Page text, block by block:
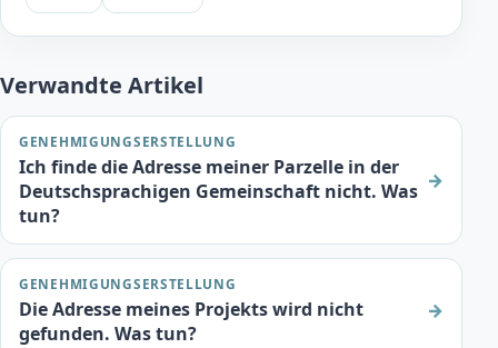
Verwandte Artikel
GENEHMIGUNGSERSTELLUNG
Ich finde die Adresse meiner Parzelle in der
Deutschsprachigen Gemeinschaft nicht. Was
tun?
→
GENEHMIGUNGSERSTELLUNG
Die Adresse meines Projekts wird nicht
gefunden. Was tun?
→